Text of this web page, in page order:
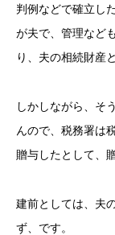
判例などで確立し
が夫で、管理など
り、夫の相続財産
しかしながら、そ
んので、税務署は
贈与したとして、
建前としては、夫
ず、です。